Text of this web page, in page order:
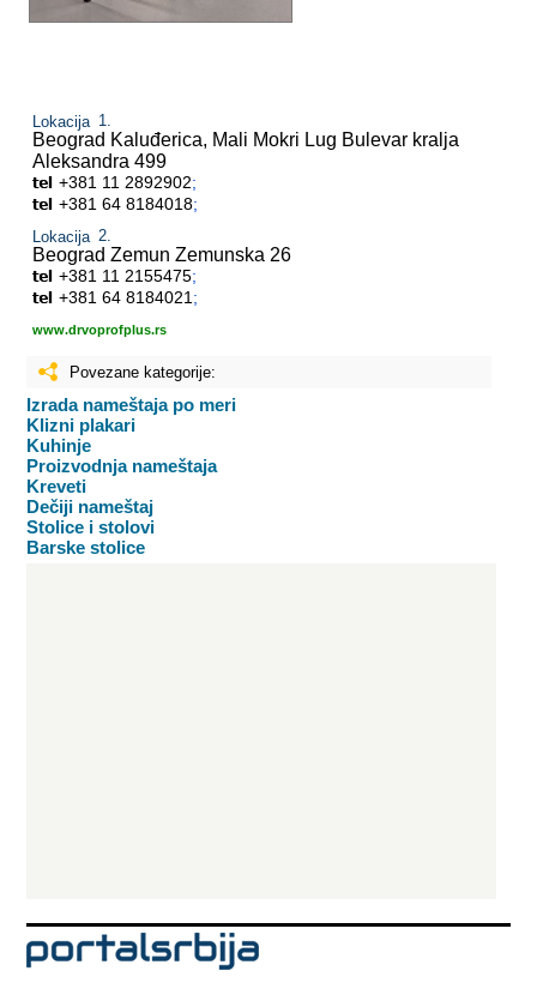
www.drvoprofplus.rs
Lokacija
Beograd Kaluđerica, Mali Mokri Lug Bulevar kralja
Aleksandra 499
+381 11 2892902;
+381 64 8184018;
Lokacija
Beograd ZemunZemunska 26
+381 11 2155475;
+381 64 8184021 ;
Povezane kategorije:
Izrada nameštaja po meri
Klizni plakari
Kuhinje
Proizvodnja nameštaja
Kreveti
Dečiji nameštaj
Stolice i stolovi
Barske stolice